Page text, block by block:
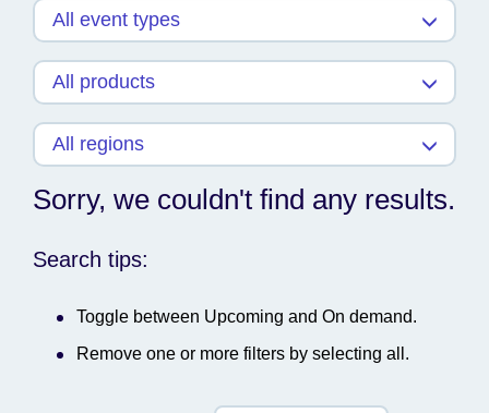
Sorry, we couldn't find any results.
Search tips:
Toggle between Upcoming and On demand.
Remove one or more filters by selecting all.